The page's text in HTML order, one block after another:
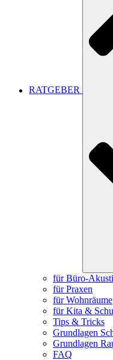
RATGEBER
für Büro-
für Praxen
für Wohnräume
für Kita &
Tips & Tricks
Grundlagen
Grundlagen
FAQ